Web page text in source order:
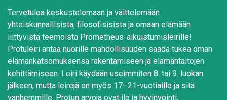
Tervetuloa keskustelemaan ja väittelemään
yhteiskunnallisista, filosofisisista ja omaan elämään
liittyvistä teemoista Prometheus-aikuistumisleirille!
Protuleiri antaa nuorille mahdollisuuden saada tukea oman
elämänkatsomuksensa rakentamiseen ja elämäntaitojen
kehittämiseen. Leiri käydään useimmiten 8. tai 9. luokan
jälkeen, mutta leirejä on myös 17–21-vuotiaille ja sitä
vanhemmille. Protun arvoja ovat ilo ja hyvinvointi,